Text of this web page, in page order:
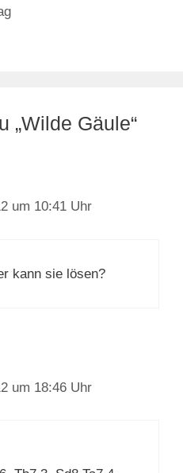
„Wilde Gäule“
um 10:41 Uhr
kann sie lösen?
um 18:46 Uhr